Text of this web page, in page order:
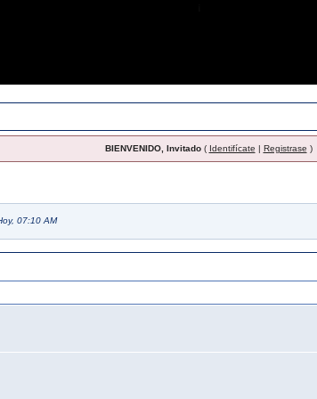
BIENVENIDO, Invitado( Identifícate | Registrase )
07:10 AM